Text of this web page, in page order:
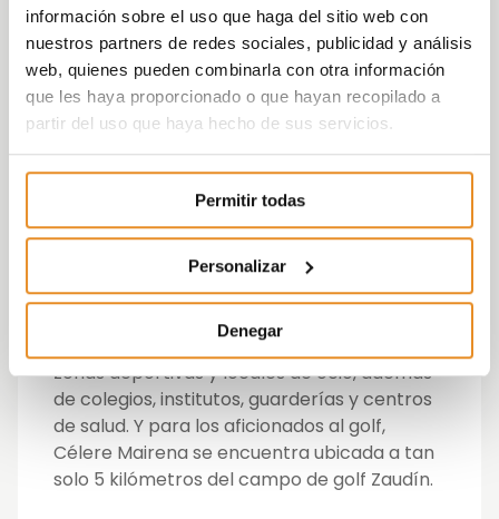
información sobre el uso que haga del sitio web con
nuestros partners de redes sociales, publicidad y análisis
web, quienes pueden combinarla con otra información
que les haya proporcionado o que hayan recopilado a
partir del uso que haya hecho de sus servicios.
Permitir todas
Personalizar
Denegar
Por último, el sello de identidad de las
viviendas Vía Célere, la sala social- gourmet,
un lugar para celebrar reuniones de amigos
y familiares sin necesidad de subir a casa,
que incluye cocina en concepto abierto,
mesas y cómodos sillones para disfrutar de
Y para cuando es necesario salir de casa, al
tratarse de una zona consolidada, Célere
Mairena dispone de un sinfín de servicios:
parques y zonas verdes, restaurantes,
comercios, supermercados, gasolineras,
zonas deportivas y locales de ocio, además
de colegios, institutos, guarderías y centros
de salud. Y para los aficionados al golf,
Célere Mairena se encuentra ubicada a tan
solo 5 kilómetros del campo de golf Zaudín.